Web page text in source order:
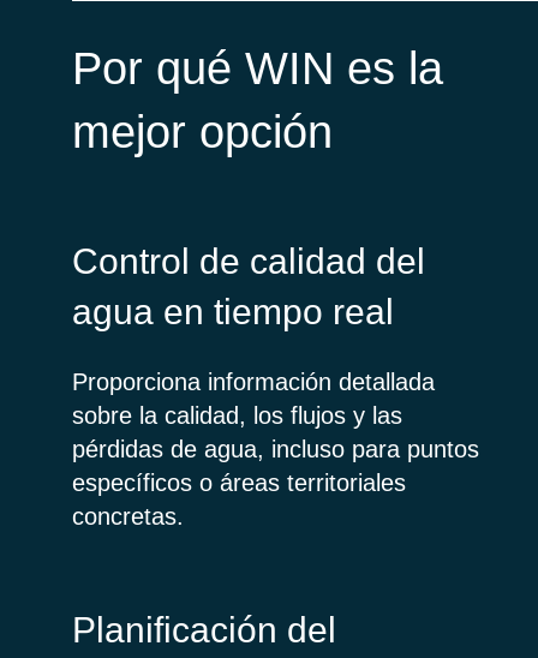
Por qué WIN es la
mejor opción
Control de calidad del
agua en tiempo real
Proporciona información detallada
sobre la calidad, los flujos y las
pérdidas de agua, incluso para puntos
específicos o áreas territoriales
concretas.
Planificación del